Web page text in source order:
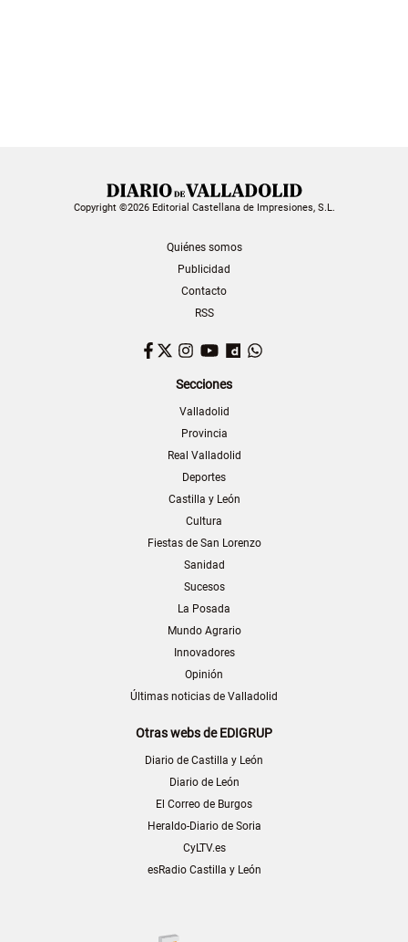
Copyright ©2026 Editorial Castellana de Impresiones, S.L.
Quiénes somos
Publicidad
Contacto
RSS
Facebook
TwitterInstagram
YouTubeDailymotion
Secciones
Valladolid
Provincia
Real Valladolid
Deportes
Castilla y León
Cultura
Fiestas de San Lorenzo
Sanidad
Sucesos
La Posada
Mundo Agrario
Innovadores
Opinión
Últimas noticias de Valladolid
Otras webs de EDIGRUP
Diario de Castilla y León
Diario de León
El Correo de Burgos
Heraldo-Diario de Soria
CyLTV.es
esRadio Castilla y León